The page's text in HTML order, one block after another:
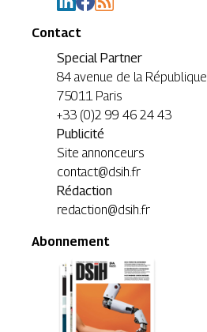
Contact
Special Partner
84 avenue de la République
75011 Paris
+33 (0)2 99 46 24 43
Publicité
Site annonceurs
contact@dsih.fr
Rédaction
redaction@dsih.fr
Abonnement